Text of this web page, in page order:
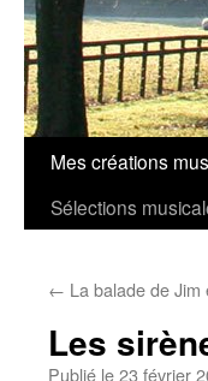
Aller
au
Mes créations
Sélections
← La balade de Jim
Les
Publié le23 février